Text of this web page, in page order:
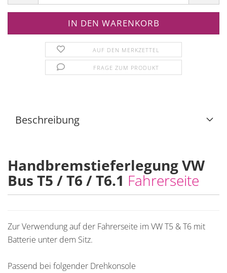
AUF DEN MERKZETTEL
FRAGE ZUM PRODUKT
Beschreibung
Handbremstieferlegung VW
Bus T5 / T6 / T6.1 Fahrerseite
Zur Verwendung auf der Fahrerseite im VW T5 & T6 mit
Batterie unter dem Sitz.
Passend bei folgender Drehkonsole